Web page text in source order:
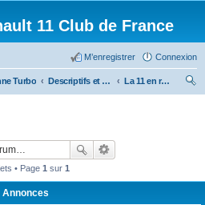
11 Club de France
Connexion
M’enregistrer
Turbo Descriptifs et documentations diverses
La 11 en rallye
• Page 1 sur 1
Annonces